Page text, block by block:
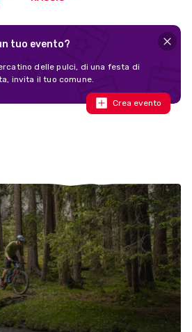
tuo evento?
delle pulci, di una festa di
invita il tuo comune.
Crea evento